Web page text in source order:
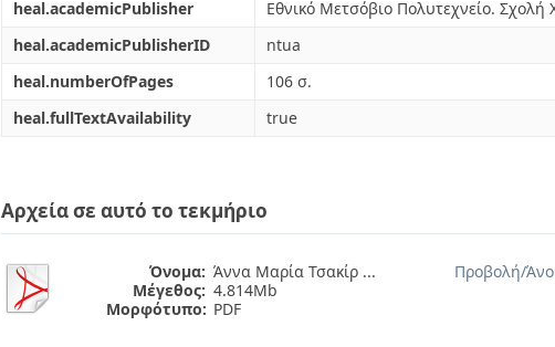
heal.academicPublisher
Εθνικό Μετσόβιο Πολυτεχνείο.
heal.academicPublisherID
ntua
heal.numberOfPages
106 σ.
heal.fullTextAvailability
true
Αρχεία σε αυτό το τεκμήριο
Όνομα: Άννα Μαρία Τσακίρ ...
Μέγεθος: 4.814Mb
Μορφότυπο: PDF
Προβολή/